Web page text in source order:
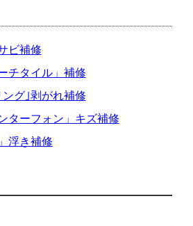
ビ補修
チタイル」補修
ング｣剥がれ補修
ターフォン」キズ補修
浮き補修